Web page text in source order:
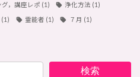
，講座レポ (1) 浄化方法 (1)
(1) 霊能者 (1) ７月 (1)
検索